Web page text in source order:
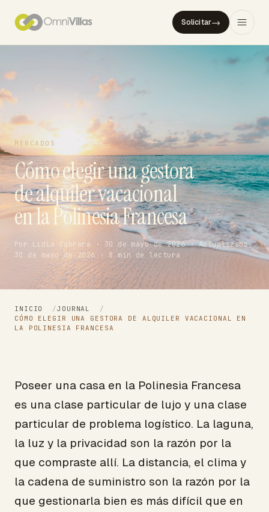
Solicitar→
MERCADOS
Cómo elegir una gestora
de alquiler vacacional
en la Polinesia Francesa
Por Lidia Cabrera · 30 de mayo de 2026 · Actualizado
30 de mayo de 2026 · 8 min de lectura
INICIO /JOURNAL
/
CÓMO ELEGIR UNA GESTORA DE ALQUILER VACACIONAL EN
LA POLINESIA FRANCESA
Poseer una casa en la Polinesia Francesa
es una clase particular de lujo y una clase
particular de problema logístico. La laguna,
la luz y la privacidad son la razón por la
que compraste allí. La distancia, el clima y
la cadena de suministro son la razón por la
que gestionarla bien es más difícil que en